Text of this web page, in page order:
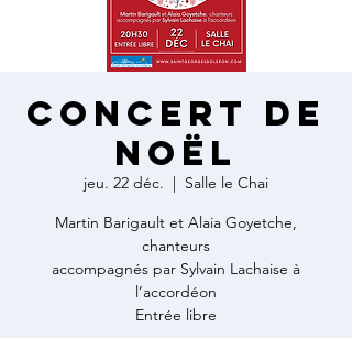
CONCERT DE
NOËL
jeu. 22 déc.
  |
Salle le Chai
Martin Barigault et Alaia Goyetche,
chanteurs
accompagnés par Sylvain Lachaise à
l’accordéon
Entrée libre